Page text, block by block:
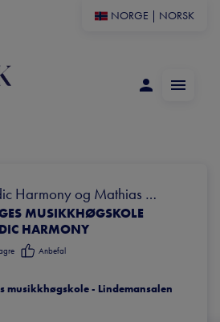
NORGE NORSK
Harmony og Mathias
MUSIKKHØGSKOLE
HARMONY
Anbefal
musikkhøgskole - Lindemansalen